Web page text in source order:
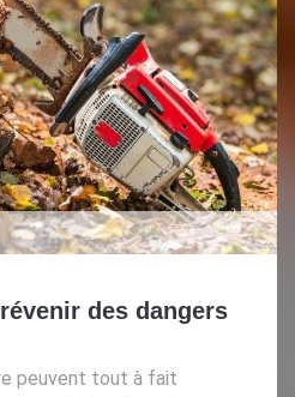
des dangers
peuvent tout à fait